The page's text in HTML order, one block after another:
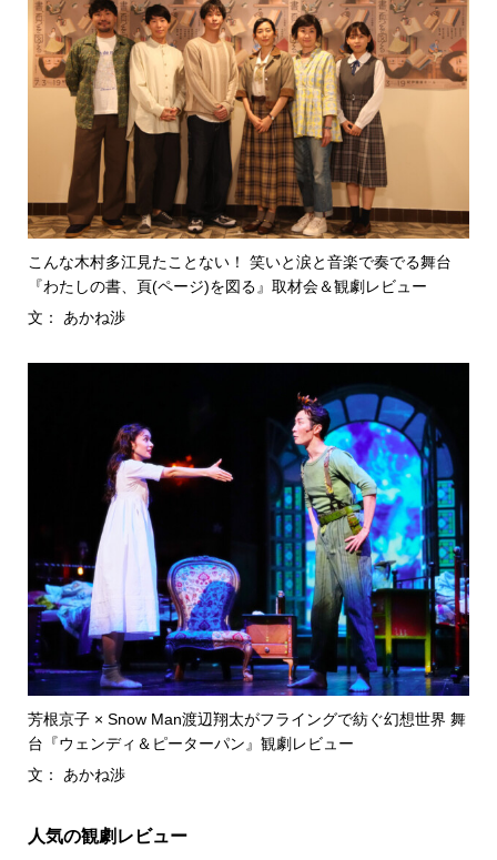
こんな木村多江見たことない！ 笑いと涙と音楽で奏でる舞台
『わたしの書、頁(ページ)を図る』取材会＆観劇レビュー
文： あかね渉
芳根京子 × Snow Man渡辺翔太がフライングで紡ぐ幻想世界 舞
台『ウェンディ＆ピーターパン』観劇レビュー
文： あかね渉
人気の観劇レビュー